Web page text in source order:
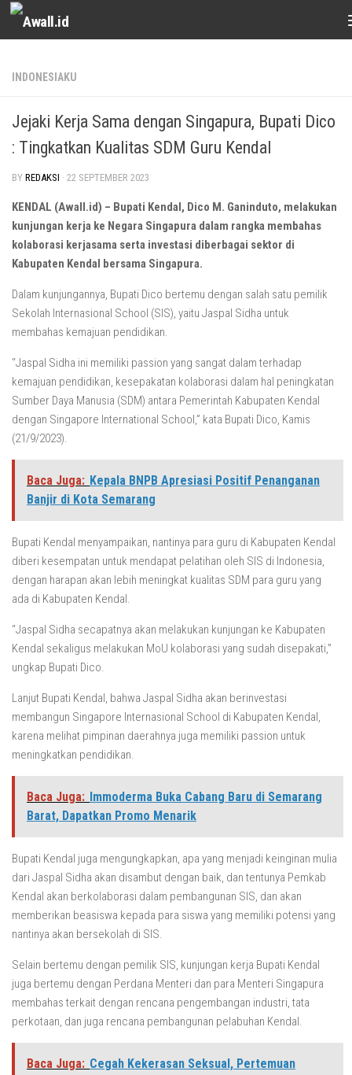
Skip to content
INDONESIAKU
Jejaki Kerja Sama dengan Singapura, Bupati Dico
: Tingkatkan Kualitas SDM Guru Kendal
BY REDAKSI · 22 SEPTEMBER 2023
KENDAL (Awall.id) – Bupati Kendal, Dico M. Ganinduto, melakukan
kunjungan kerja ke Negara Singapura dalam rangka membahas
kolaborasi kerjasama serta investasi diberbagai sektor di
Kabupaten Kendal bersama Singapura.
Dalam kunjungannya, Bupati Dico bertemu dengan salah satu pemilik
Sekolah Internasional School (SIS), yaitu Jaspal Sidha untuk
membahas kemajuan pendidikan.
“Jaspal Sidha ini memiliki passion yang sangat dalam terhadap
kemajuan pendidikan, kesepakatan kolaborasi dalam hal peningkatan
Sumber Daya Manusia (SDM) antara Pemerintah Kabupaten Kendal
dengan Singapore International School,” kata Bupati Dico, Kamis
(21/9/2023).
Baca Juga: Kepala BNPB Apresiasi Positif Penanganan
Banjir di Kota Semarang
Bupati Kendal menyampaikan, nantinya para guru di Kabupaten Kendal
diberi kesempatan untuk mendapat pelatihan oleh SIS di Indonesia,
dengan harapan akan lebih meningkat kualitas SDM para guru yang
ada di Kabupaten Kendal.
“Jaspal Sidha secapatnya akan melakukan kunjungan ke Kabupaten
Kendal sekaligus melakukan MoU kolaborasi yang sudah disepakati,”
ungkap Bupati Dico.
Lanjut Bupati Kendal, bahwa Jaspal Sidha akan berinvestasi
membangun Singapore Internasional School di Kabupaten Kendal,
karena melihat pimpinan daerahnya juga memiliki passion untuk
meningkatkan pendidikan.
Baca Juga: Immoderma Buka Cabang Baru di Semarang
Barat, Dapatkan Promo Menarik
Bupati Kendal juga mengungkapkan, apa yang menjadi keinginan mulia
dari Jaspal Sidha akan disambut dengan baik, dan tentunya Pemkab
Kendal akan berkolaborasi dalam pembangunan SIS, dan akan
memberikan beasiswa kepada para siswa yang memiliki potensi yang
nantinya akan bersekolah di SIS.
Selain bertemu dengan pemilik SIS, kunjungan kerja Bupati Kendal
juga bertemu dengan Perdana Menteri dan para Menteri Singapura
membahas terkait dengan rencana pengembangan industri, tata
perkotaan, dan juga rencana pembangunan pelabuhan Kendal.
Baca Juga: Cegah Kekerasan Seksual, Pertemuan